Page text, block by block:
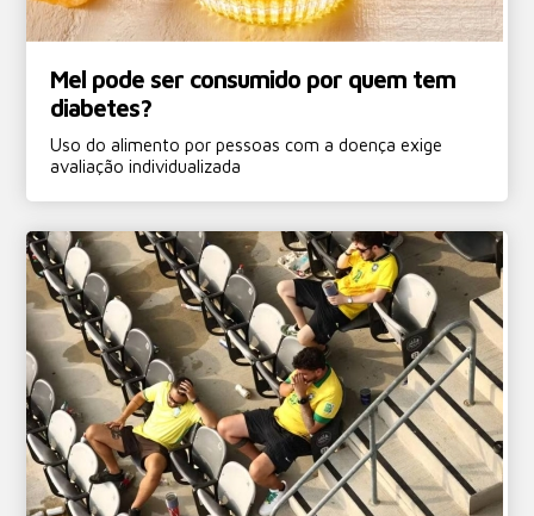
Mel pode ser consumido por quem tem
diabetes?
Uso do alimento por pessoas com a doença exige
avaliação individualizada